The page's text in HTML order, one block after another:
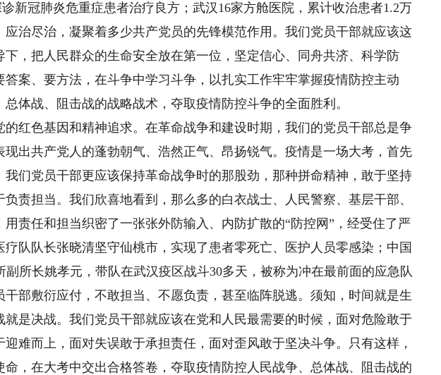
新冠肺炎危重症患者治疗良方；武汉16家方舱医院，累计收治患者1.2万
应治尽治，凝聚着多少共产党员的先锋模范作用。我们党员干部就应该这
下，把人民群众的生命安全放在第一位，坚定信心、同舟共济、科学防
案、要方法，在斗争中学习斗争，以扎实工作牢牢掌握疫情防控主动
体战、阻击战的战略战术，夺取疫情防控斗争的全面胜利。
色基因和精神追求。在革命战争和建设时期，我们的党员干部总是争
现出共产党人的蓬勃朝气、浩然正气、昂扬锐气。疫情是一场大考，首先
我们党员干部更应该保持革命战争时的那股劲，那种拼命精神，敢于坚持
责担当。我们欣喜地看到，那么多的白衣战士、人民警察、基层干部、
责任和担当织密了一张张外防输入、内防扩散的“防控网”，经受住了严
队队长张晓清坚守仙桃市，实现了患者零死亡、医护人员零感染；中国
副所长姚孝元，带队在武汉疫区战斗30多天，被称为冲在最前面的应急队
部敷衍应付，不敢担当、不愿负责，甚至临阵脱逃。须知，时间就是生
就是决战。我们党员干部就应该在党和人民最需要的时候，面对危险敢于
难而上，面对失误敢于承担责任，面对歪风敢于坚决斗争。只有这样，
，在大考中交出合格答卷，夺取疫情防控人民战争、总体战、阻击战的